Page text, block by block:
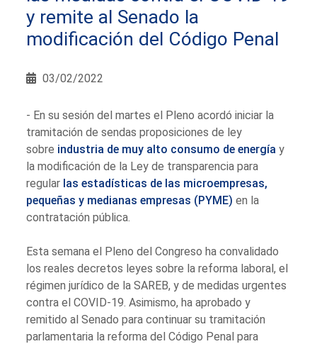
y remite al Senado la
modificación del Código Penal
03/02/2022
- En su sesión del martes el Pleno acordó iniciar la
tramitación de sendas proposiciones de ley
sobre industria de muy alto consumo de energía y
la modificación de la Ley de transparencia para
regular las estadísticas de las microempresas,
pequeñas y medianas empresas (PYME) en la
contratación pública.
Esta semana el Pleno del Congreso ha convalidado
los reales decretos leyes sobre la reforma laboral, el
régimen jurídico de la SAREB, y de medidas urgentes
contra el COVID-19. Asimismo, ha aprobado y
remitido al Senado para continuar su tramitación
parlamentaria la reforma del Código Penal para